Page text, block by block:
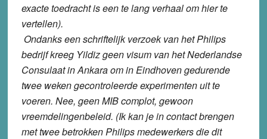
exacte toedracht is een te lang verhaal om hier te
vertellen).
Ondanks een schriftelijk verzoek van het Philips
bedrijf kreeg Yildiz geen visum van het Nederlandse
Consulaat in Ankara om in Eindhoven gedurende
twee weken gecontroleerde experimenten uit te
voeren. Nee, geen MIB complot, gewoon
vreemdelingenbeleid. (Ik kan je in contact brengen
met twee betrokken Philips medewerkers die dit